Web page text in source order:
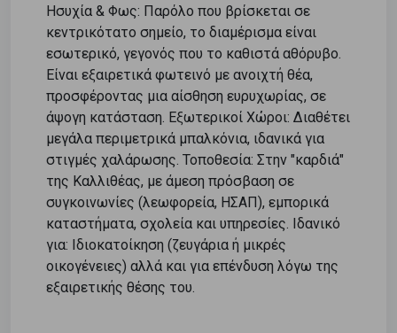
Ησυχία & Φως: Παρόλο που βρίσκεται σε
κεντρικότατο σημείο, το διαμέρισμα είναι
εσωτερικό, γεγονός που το καθιστά αθόρυβο.
Είναι εξαιρετικά φωτεινό με ανοιχτή θέα,
προσφέροντας μια αίσθηση ευρυχωρίας, σε
άψογη κατάσταση. Εξωτερικοί Χώροι: Διαθέτει
μεγάλα περιμετρικά μπαλκόνια, ιδανικά για
στιγμές χαλάρωσης. Τοποθεσία: Στην "καρδιά"
της Καλλιθέας, με άμεση πρόσβαση σε
συγκοινωνίες (λεωφορεία, ΗΣΑΠ), εμπορικά
καταστήματα, σχολεία και υπηρεσίες. Ιδανικό
για: Ιδιοκατοίκηση (ζευγάρια ή μικρές
οικογένειες) αλλά και για επένδυση λόγω της
εξαιρετικής θέσης του.